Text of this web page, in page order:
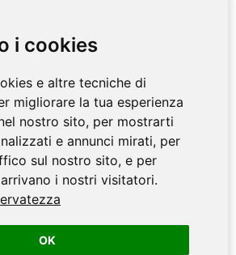
i cookies
e altre tecniche di
migliorare la tua esperienza
nostro sito, per mostrarti
e annunci mirati, per
sul nostro sito, e per
i nostri visitatori.
OK